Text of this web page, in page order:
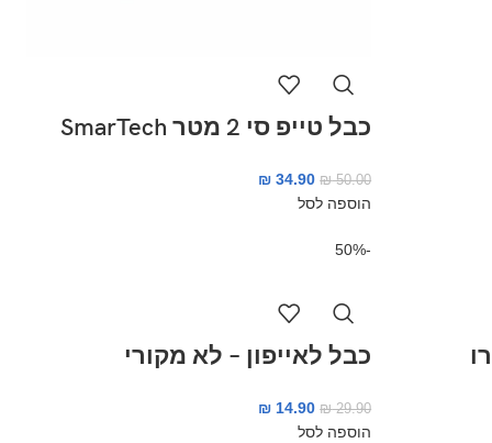
כבל טייפ סי 2 מטר SmarTech
₪50.00
₪ 34.90
הוספה לסל
-50%
כבל לאייפון – לא מקורי
₪29.90
₪ 14.90
הוספה לסל